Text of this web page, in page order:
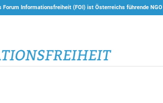
Forum Informationsfreiheit (FOI) ist Österreichs führende